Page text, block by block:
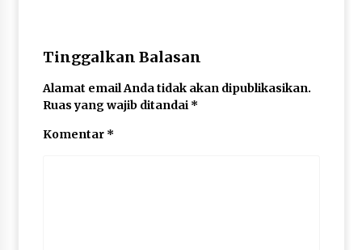
Tinggalkan Balasan
Alamat email Anda tidak akan dipublikasikan.
Ruas yang wajib ditandai *
Komentar *